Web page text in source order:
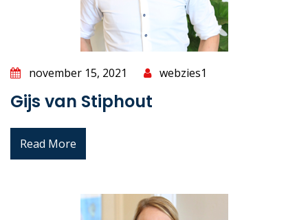
november 15, 2021 webzies1
Gijs van Stiphout
Read More